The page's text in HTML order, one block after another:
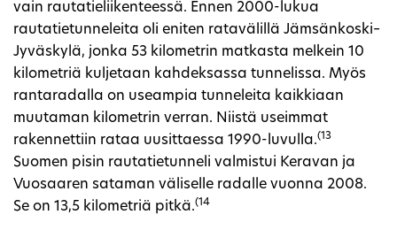
vain rautatieliikenteessä. Ennen 2000-lukua
rautatietunneleita oli eniten ratavälillä Jämsänkoski–
Jyväskylä, jonka 53 kilometrin matkasta melkein 10
kilometriä kuljetaan kahdeksassa tunnelissa. Myös
rantaradalla on useampia tunneleita kaikkiaan
muutaman kilometrin verran. Niistä useimmat
rakennettiin rataa uusittaessa 1990-luvulla.(13
Suomen pisin rautatietunneli valmistui Keravan ja
Vuosaaren sataman väliselle radalle vuonna 2008.
Se on 13,5 kilometriä pitkä.(14